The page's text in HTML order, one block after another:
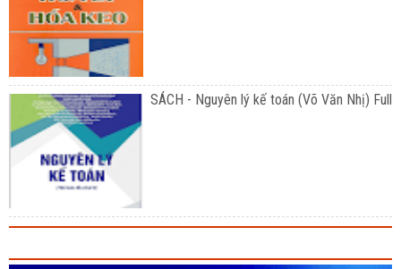
SÁCH - Nguyên lý kế toán (Võ Văn Nhị) Full